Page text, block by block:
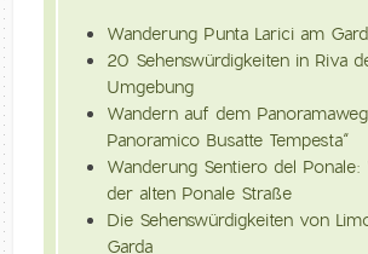
Wanderung Punta Larici am
20 Sehenswürdigkeiten in Riva
Umgebung
Wandern auf dem
Panoramico Busatte Tempesta“
Wanderung Sentiero del
der alten Ponale Straße
Die Sehenswürdigkeiten von
Garda